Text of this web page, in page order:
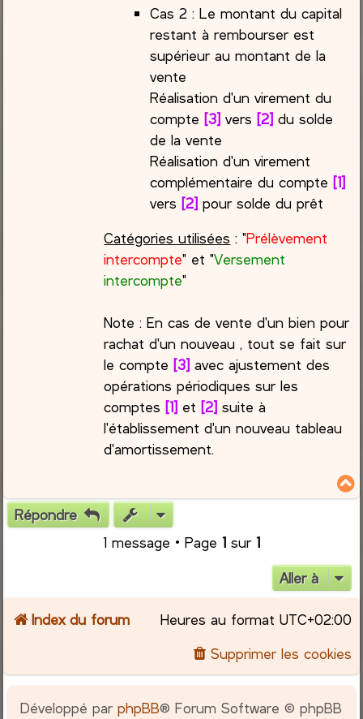
Cas 2 : Le montant du capital
restant à rembourser est
supérieur au montant de la
vente
Réalisation d'un virement du
compte [3] vers [2] du solde
de la vente
Réalisation d'un virement
complémentaire du compte [1]
vers [2] pour solde du prêt
Catégories utilisées : "Prélèvement
intercompte" et "Versement
intercompte"
Note : En cas de vente d'un bien pour
rachat d'un nouveau , tout se fait sur
le compte [3] avec ajustement des
opérations périodiques sur les
comptes [1] et [2] suite à
l'établissement d'un nouveau tableau
d'amortissement.
Répondre
1 message • Page 1 sur 1
Aller à
Index du forum Heures au format UTC+02:00
Supprimer les cookies
Développé parphpBB® Forum Software © phpBB